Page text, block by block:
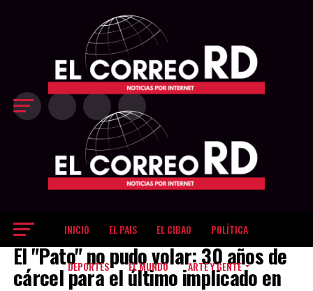
INICIO EL PAIS EL CIBAO POLÍTICA
DEPORTES EL MUNDO ARTE Y GENTE
EL PAIS
El "Pato" no pudo volar: 30 años de
cárcel para el último implicado en
Exit mobile version